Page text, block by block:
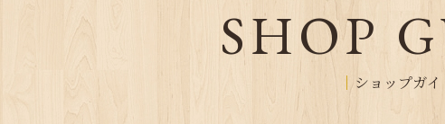
SHOP
ショップガイ